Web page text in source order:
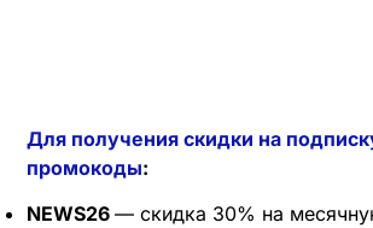
Для получения скидки на
промокоды:
NEWS26 — скидка 30% на